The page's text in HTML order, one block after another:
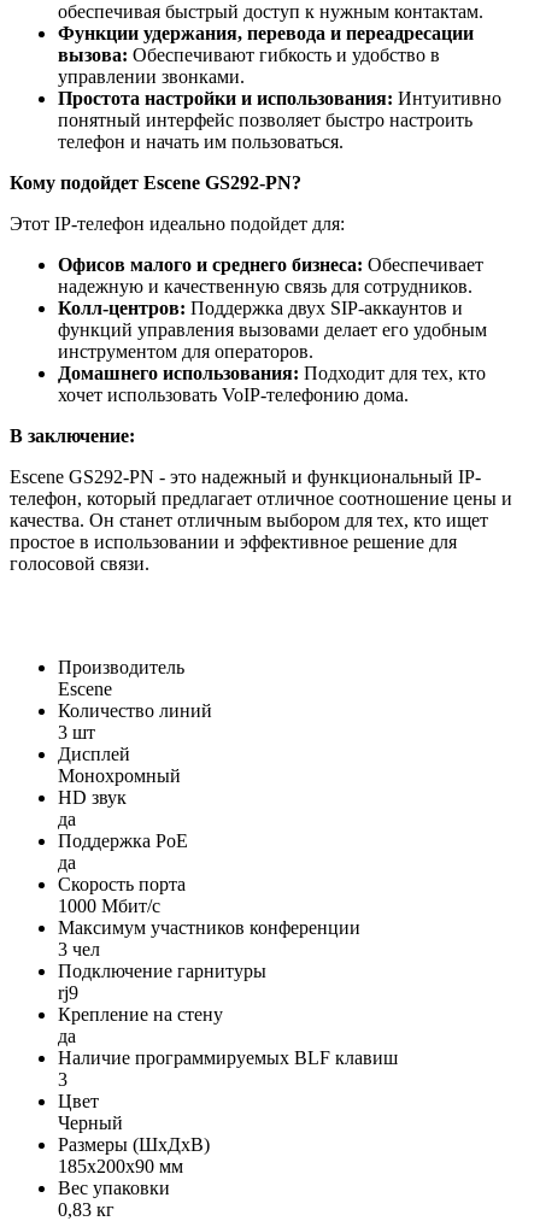
обеспечивая быстрый доступ к нужным контактам.
Функции удержания, перевода и переадресации
вызова: Обеспечивают гибкость и удобство в
управлении звонками.
Простота настройки и использования: Интуитивно
понятный интерфейс позволяет быстро настроить
телефон и начать им пользоваться.
Кому подойдет Escene GS292-PN?
Этот IP-телефон идеально подойдет для:
Офисов малого и среднего бизнеса: Обеспечивает
надежную и качественную связь для сотрудников.
Колл-центров: Поддержка двух SIP-аккаунтов и
функций управления вызовами делает его удобным
инструментом для операторов.
Домашнего использования: Подходит для тех, кто
хочет использовать VoIP-телефонию дома.
В заключение:
Escene GS292-PN - это надежный и функциональный IP-
телефон, который предлагает отличное соотношение цены и
качества. Он станет отличным выбором для тех, кто ищет
простое в использовании и эффективное решение для
голосовой связи.
Производитель
Escene
Количество линий
3 шт
Дисплей
Монохромный
HD звук
да
Поддержка PoE
да
Скорость порта
1000 Мбит/с
Максимум участников конференции
3 чел
Подключение гарнитуры
rj9
Крепление на стену
да
Наличие программируемых BLF клавиш
3
Цвет
Черный
Размеры (ШxДxВ)
185x200x90 мм
Вес упаковки
0,83 кг